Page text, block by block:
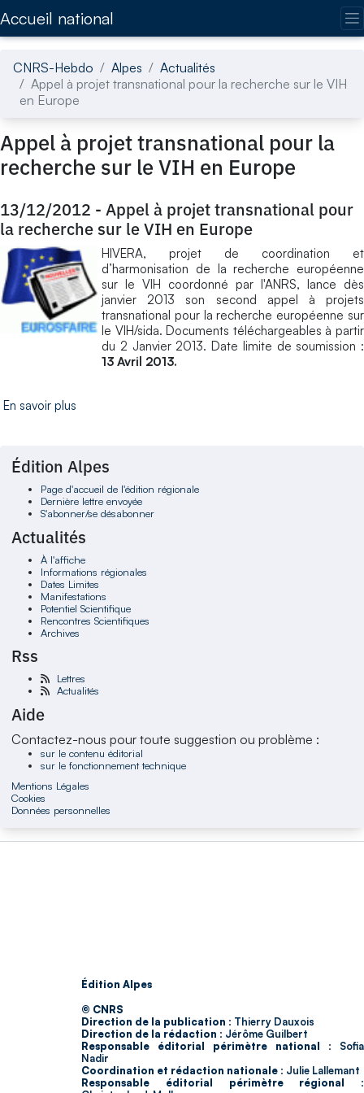
Accueil national
CNRS-Hebdo Alpes
Actualités
Appel à projet transnational pour la recherche sur le VIH
en Europe
Appel à projet transnational pour la
recherche sur le VIH en Europe
13/12/2012 - Appel à projet transnational pour
la recherche sur le VIH en Europe
HIVERA, projet de coordination et
d’harmonisation de la recherche européenne
sur le VIH coordonné par l'ANRS, lance dès
janvier 2013 son second appel à projets
transnational pour la recherche européenne sur
le VIH/sida. Documents téléchargeables à partir
du 2 Janvier 2013. Date limite de soumission :
13 Avril 2013.
En savoir plus
Édition Alpes
Page d'accueil de l'édition régionale
Dernière lettre envoyée
S'abonner/se désabonner
Actualités
À l'affiche
Informations régionales
Dates Limites
Manifestations
Potentiel Scientifique
Rencontres Scientifiques
Archives
Rss
Lettres
Actualités
Aide
Contactez-nous pour toute suggestion ou problème :
sur le contenu éditorial
sur le fonctionnement technique
Mentions Légales
Cookies
Données personnelles
Édition Alpes
© CNRS
Direction de la publication : Thierry Dauxois
Direction de la rédaction : Jérôme Guilbert
Responsable éditorial périmètre national : Sofia
Nadir
Coordination et rédaction nationale : Julie Lallemant
Responsable éditorial périmètre régional :